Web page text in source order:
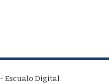
Escualo Digital